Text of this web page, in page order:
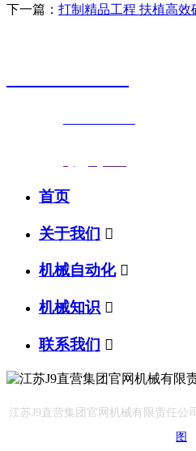
下一篇： 打制精品工程 扶植高
首页
关于我们 
机械自动化 
机械知识 
联系我们 
江苏J9直营集团官网机械有限责任
图